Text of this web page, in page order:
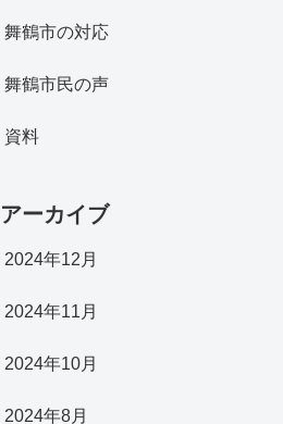
舞鶴市の対応
舞鶴市民の声
資料
アーカイブ
2024年12月
2024年11月
2024年10月
2024年8月